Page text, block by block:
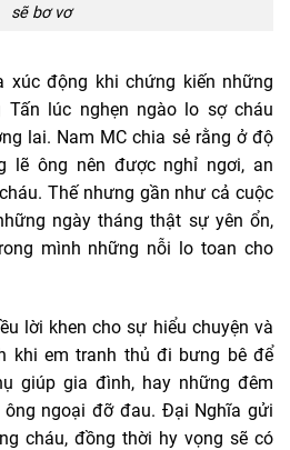
sẽ bơ vơ
xúc động khi chứng kiến những
lúc nghẹn ngào lo sợ cháu
lai. Nam MC chia sẻ rằng ở độ
lẽ ông nên được nghỉ ngơi, an
Thế nhưng gần như cả cuộc
ngày tháng thật sự yên ổn,
mình những nỗi lo toan cho
lời khen cho sự hiểu chuyện và
khi em tranh thủ đi bưng bê để
giúp gia đình, hay những đêm
ngoại đỡ đau. Đại Nghĩa gửi
cháu, đồng thời hy vọng sẽ có